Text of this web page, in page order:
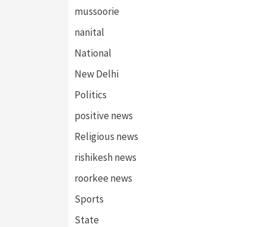
mussoorie
nanital
National
New Delhi
Politics
positive news
Religious news
rishikesh news
roorkee news
Sports
State